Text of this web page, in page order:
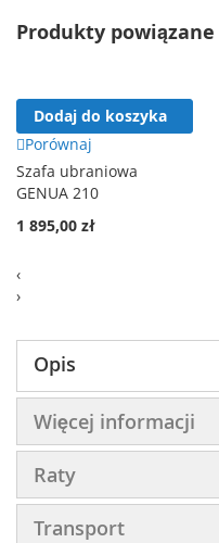
Produkty powiązane
Dodaj do koszyka
Porównaj
Szafa ubraniowa
GENUA 210
1 895,00 zł
‹
›
Opis
Więcej informacji
Raty
Transport